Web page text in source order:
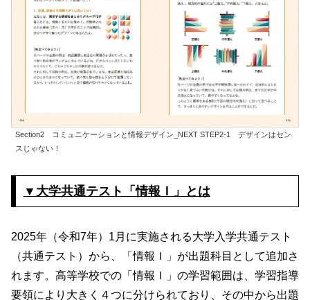
Section2 コミュニケーションと情報デザイン_NEXT STEP2-1 デザインはセン
スじゃない！
▼大学共通テスト「情報Ｉ」とは
2025年（令和7年）1月に実施される大学入学共通テスト
（共通テスト）から、「情報Ｉ」が出題科目として追加さ
れます。高等学校での「情報Ｉ」の学習範囲は、学習指導
要領により大きく４つに分けられており、その中から出題